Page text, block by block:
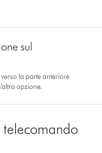
sul
la parte anteriore
opzione.
telecomando